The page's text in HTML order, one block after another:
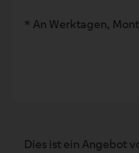
* An Werktagen,
Dies ist ein Angebot